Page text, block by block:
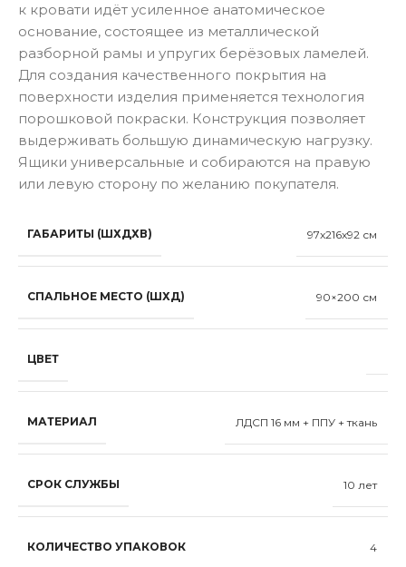
к кровати идёт усиленное анатомическое
основание, состоящее из металлической
разборной рамы и упругих берёзовых ламелей.
Для создания качественного покрытия на
поверхности изделия применяется технология
порошковой покраски. Конструкция позволяет
выдерживать большую динамическую нагрузку.
Ящики универсальные и собираются на правую
или левую сторону по желанию покупателя.
ГАБАРИТЫ (ШХДХВ) 97x216x92 см
СПАЛЬНОЕ МЕСТО (ШХД) 90×200 см
ЦВЕТ
МАТЕРИАЛ ЛДСП 16 мм + ППУ + ткань
СРОК СЛУЖБЫ 10 лет
КОЛИЧЕСТВО УПАКОВОК 4